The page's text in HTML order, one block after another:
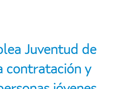
Juventud de
contratación y